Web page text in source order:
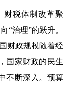
税体制改革聚
“治理”的跃升。
财政规模随着经
国家财政的民生
不断深入。预算